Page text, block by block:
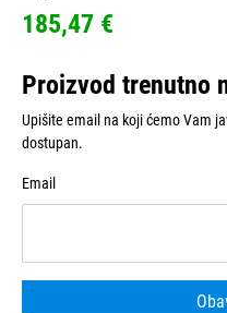
185,47 €
Proizvod trenutno
Upišite email na koji ćemo Vam
dostupan.
Email